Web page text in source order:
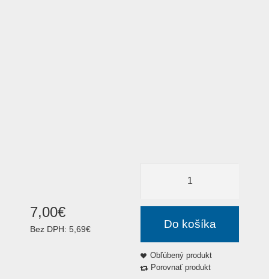
7,00€
Bez DPH: 5,69€ Do košíka
Obľúbený produkt
Porovnať produkt